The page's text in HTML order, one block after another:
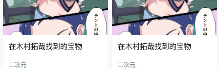
在木村拓哉找到的宝物
二次元
在木村拓哉找到的宝物
二次元